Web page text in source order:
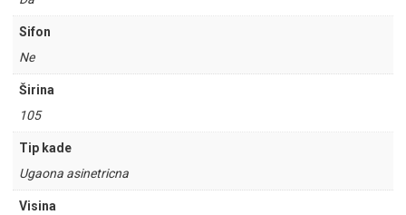
Sifon
Ne
Širina
105
Tip kade
Ugaona asinetricna
Visina